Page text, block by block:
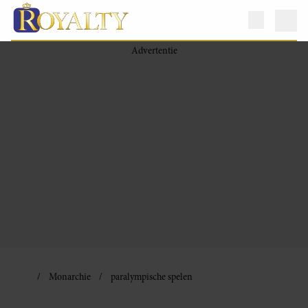
Monarchie paralympische spelen